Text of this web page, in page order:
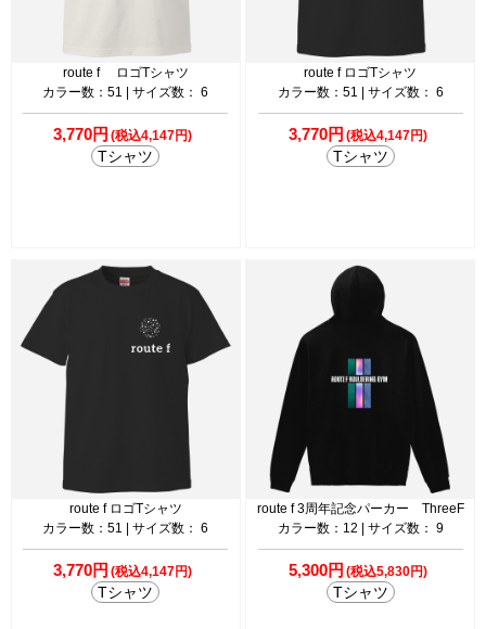
route f ロゴTシャツ
カラー数：51 | サイズ数： 6
3,770円 (税込4,147円)
Tシャツ
route f ロゴTシャツ
カラー数：51 | サイズ数： 6
3,770円 (税込4,147円)
Tシャツ
route f ロゴTシャツ
カラー数：51 | サイズ数： 6
3,770円 (税込4,147円)
Tシャツ
route f 3周年記念パーカー ThreeF
カラー数：12 | サイズ数： 9
5,300円 (税込5,830円)
Tシャツ